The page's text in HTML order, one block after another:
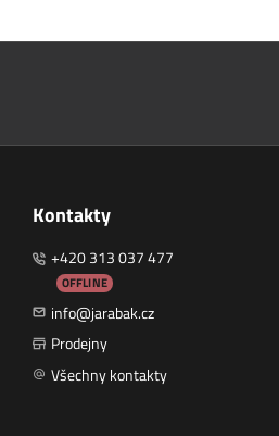
Kontakty
+420 313 037 477
OFFLINE
info@jarabak.cz
Prodejny
Všechny kontakty